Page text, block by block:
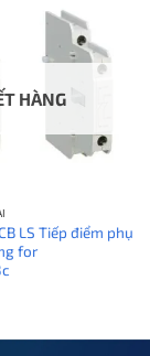
HÀNG
LS Tiếp điểm phụ
for